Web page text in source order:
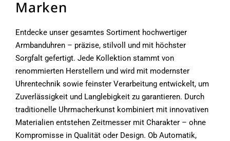
Marken
Entdecke unser gesamtes Sortiment hochwertiger
Armbanduhren – präzise, stilvoll und mit höchster
Sorgfalt gefertigt. Jede Kollektion stammt von
renommierten Herstellern und wird mit modernster
Uhrentechnik sowie feinster Verarbeitung entwickelt, um
Zuverlässigkeit und Langlebigkeit zu garantieren. Durch
traditionelle Uhrmacherkunst kombiniert mit innovativen
Materialien entstehen Zeitmesser mit Charakter – ohne
Kompromisse in Qualität oder Design. Ob Automatik,